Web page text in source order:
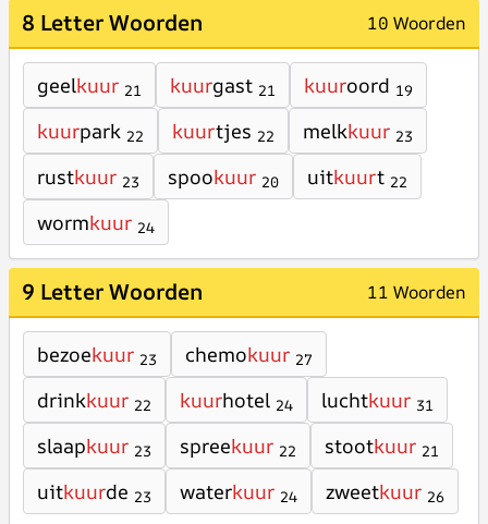
8 Letter Woorden 10 Woorden
geelkuur 21 kuurgast 21 kuuroord 19
kuurpark 22 kuurtjes 22 melkkuur 23
rustkuur 23 spookuur 20 uitkuurt 22
wormkuur 24
9 Letter Woorden 11 Woorden
bezoekuur 23 chemokuur 27
drinkkuur 22 kuurhotel 24 luchtkuur 31
slaapkuur 23 spreekuur 22 stootkuur 21
uitkuurde 23 waterkuur 24 zweetkuur 26